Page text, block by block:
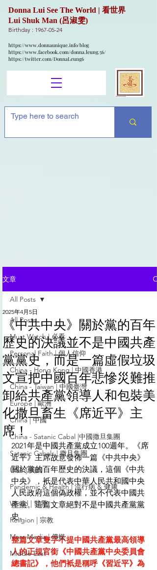
Donna Lui See The World | 看世界
Lui Shuk Man (呂淑雯)
Birthday : 1967-05-24
https://www.donnaunique.info/blog
https://www.facebook.com/donna.leung.56/
https://twitter.com/DonnaLeung6
文章
All Posts
Must Watch | 必看
Personal Faith | 個人信仰
China - Hong Kong | 中國香港
China - Taiwan | 中國臺灣
Europe | 歐洲
China | 中國
China - Satanic Cabal |中國撒旦集團
Satanic Cabals | 撒旦集團
USA | 美國
Pandemic & Health | 流行病 & 健康
World | 世界
Religion | 宗教
Mass Media | 傳媒
Middle East
All Posts
《中共中央》關於黨的百年
歷史的決議並不是中國共產
黨黨史，而是一篇虛假垃圾
文宣把中國百年悲慘災難推
卸給共產黨領導人和包裝美
化撒旦畜生《席近平》主
席！
2025年4月5日
2021年是中國共產黨成立100週年。《席
近平》主席故意發佈一篇《中共中央》
關於黨的百年歷史的決議，這個《中共
中央》，衹是代表中華人民共和國中央
人民政府這個偽政權，並不代表中國共
產黨。這篇文章絕對不是中國共產黨黨
史。
整篇文章隻字不提中國共產黨最高領導
人的正規官銜《中國共產黨中央委員會
總書記》，他們衹是稱呼《習近平》為